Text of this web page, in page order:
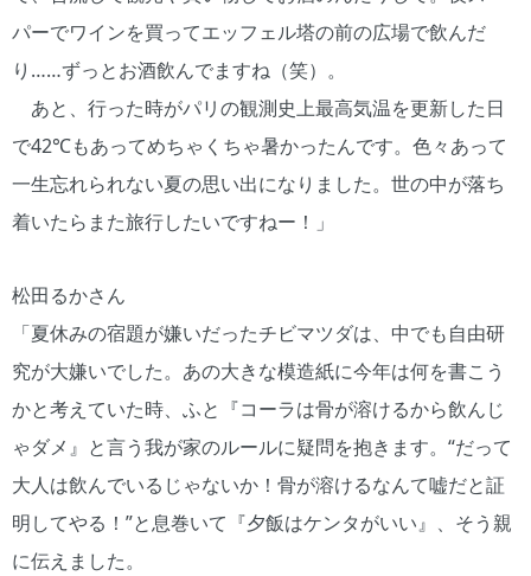
パーでワインを買ってエッフェル塔の前の広場で飲んだ
り……ずっとお酒飲んでますね（笑）。
あと、行った時がパリの観測史上最高気温を更新した日
で42℃もあってめちゃくちゃ暑かったんです。色々あって
一生忘れられない夏の思い出になりました。世の中が落ち
着いたらまた旅行したいですねー！」
松田るかさん
「夏休みの宿題が嫌いだったチビマツダは、中でも自由研
究が大嫌いでした。あの大きな模造紙に今年は何を書こう
かと考えていた時、ふと『コーラは骨が溶けるから飲んじ
ゃダメ』と言う我が家のルールに疑問を抱きます。“だって
大人は飲んでいるじゃないか！骨が溶けるなんて嘘だと証
明してやる！”と息巻いて『夕飯はケンタがいい』、そう親
に伝えました。